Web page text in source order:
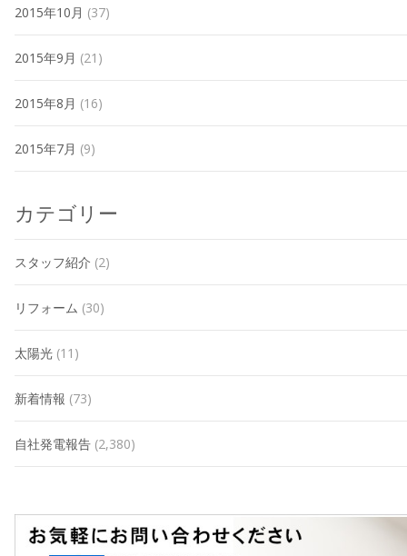
2015年10月 (37)
2015年9月 (21)
2015年8月 (16)
2015年7月 (9)
カテゴリー
スタッフ紹介 (2)
リフォーム (30)
太陽光 (11)
新着情報 (73)
自社発電報告 (2,380)